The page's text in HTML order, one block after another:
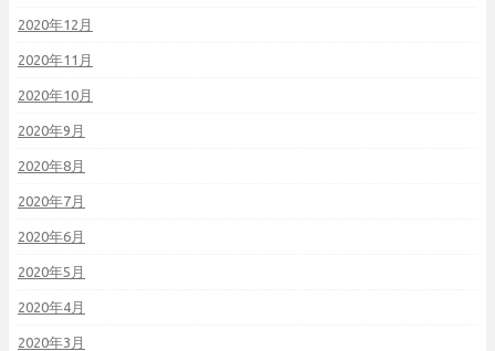
2020年12月
2020年11月
2020年10月
2020年9月
2020年8月
2020年7月
2020年6月
2020年5月
2020年4月
2020年3月